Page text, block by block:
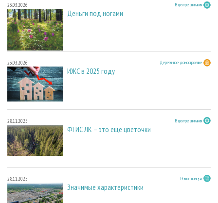
23.03.2026 В центре внимания
Деньги под ногами
23.03.2026 Деревянное домостроение
ИЖС в 2025 году
28.11.2025 В центре внимания
ФГИС ЛК – это еще цветочки
28.11.2025 Регион номера
Значимые характеристики